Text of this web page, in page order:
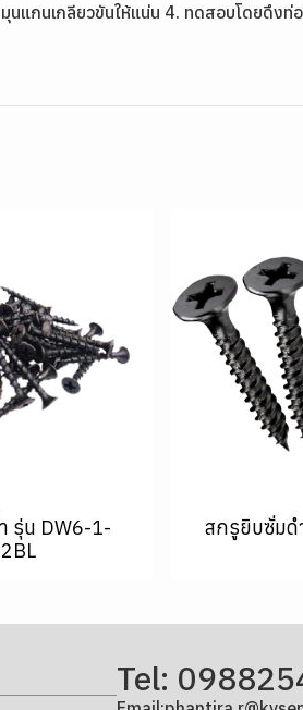
แกนเกลียวขันให้แน่น 4. ทดสอบโดยดึงท่
รุ่น DW6-1-
สกรูยิบซั่มด
Tel: